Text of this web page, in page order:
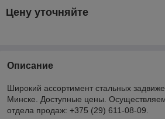
Цену уточняйте
Описание
Широкий ассортимент стальных
Минске. Доступные цены.
отдела продаж: +375 (29) 611-08-09.